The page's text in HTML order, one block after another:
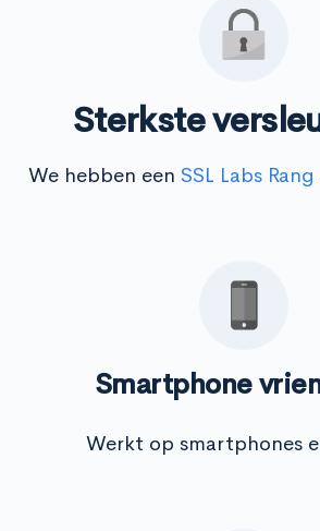
Sterkste
We hebben een SSL Labs
Smartphone
Werkt op smartphones